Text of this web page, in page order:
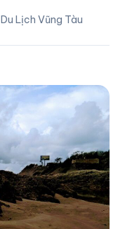
Du Lịch Vũng Tàu